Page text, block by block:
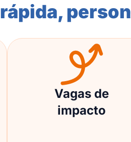
rápida,
Vagas de
impacto